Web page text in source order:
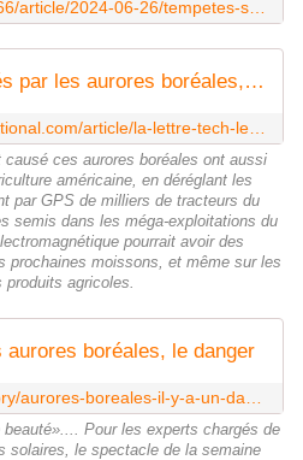
Les tracteurs perturbés par les aurores boréales, New York et Dublin en liaison vidéo, et les surprises des Tesla d'occasion
ces aurores boréales ont aussi
américaine, en déréglant les
par GPS de milliers de tracteurs du
semis dans les méga-exploitations du
pourrait avoir des
prochaines moissons, et même sur les
produits agricoles.
aurores boréales, le danger
Pour les experts chargés de
solaires, le spectacle de la semaine